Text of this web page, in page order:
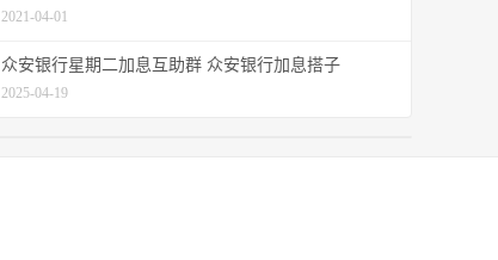
2021-04-01
众安银行星期二加息互助群 众安银行加息搭子
2025-04-19